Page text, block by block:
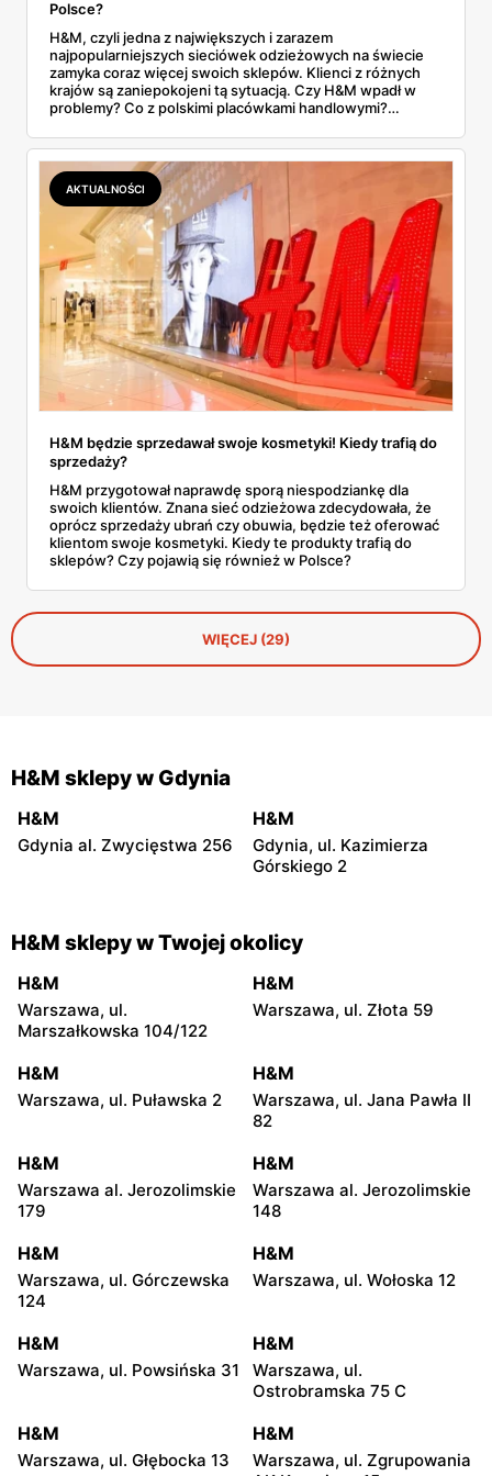
Polsce?
H&M, czyli jedna z największych i zarazem
najpopularniejszych sieciówek odzieżowych na świecie
zamyka coraz więcej swoich sklepów. Klienci z różnych
krajów są zaniepokojeni tą sytuacją. Czy H&M wpadł w
problemy? Co z polskimi placówkami handlowymi?
szczegółów na ten temat.
AKTUALNOŚCI
H&M będzie sprzedawał swoje kosmetyki! Kiedy trafią do
sprzedaży?
H&M przygotował naprawdę sporą niespodziankę dla
swoich klientów. Znana sieć odzieżowa zdecydowała, że
oprócz sprzedaży ubrań czy obuwia, będzie też oferować
klientom swoje kosmetyki. Kiedy te produkty trafią do
sklepów? Czy pojawią się również w Polsce?
WIĘCEJ (29)
H&M sklepy w Gdynia
H&M
Gdynia al. Zwycięstwa 256
H&M
Gdynia, ul. Kazimierza
Górskiego 2
H&M sklepy w Twojej okolicy
H&M
Warszawa, ul.
Marszałkowska 104/122
H&M
Warszawa, ul. Złota 59
H&M
Warszawa, ul. Puławska 2
H&M
Warszawa, ul. Jana Pawła II
82
H&M
Warszawa al. Jerozolimskie
179
H&M
Warszawa al. Jerozolimskie
148
H&M
Warszawa, ul. Górczewska
124
H&M
Warszawa, ul. Wołoska 12
H&M
Warszawa, ul. Powsińska 31
H&M
Warszawa, ul.
Ostrobramska 75 C
H&M
Warszawa, ul. Głębocka 13
H&M
Warszawa, ul. Zgrupowania